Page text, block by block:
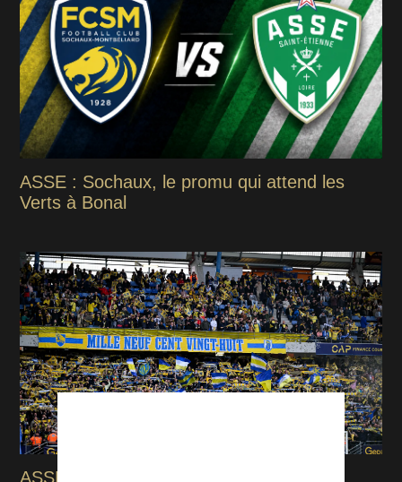
ASSE : Sochaux, le promu qui attend les
Verts à Bonal
ASSE : Sochaux annonce une fermeture